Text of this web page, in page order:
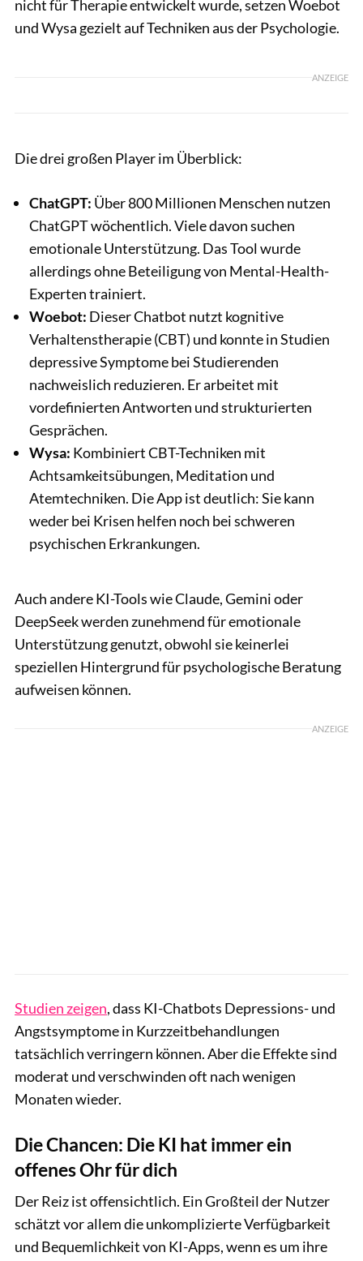
nicht für Therapie entwickelt wurde, setzen Woebot
und Wysa gezielt auf Techniken aus der Psychologie.
ANZEIGE
Die drei großen Player im Überblick:
ChatGPT: Über 800 Millionen Menschen nutzen
ChatGPT wöchentlich. Viele davon suchen
emotionale Unterstützung. Das Tool wurde
allerdings ohne Beteiligung von Mental-Health-
Experten trainiert.
Woebot: Dieser Chatbot nutzt kognitive
Verhaltenstherapie (CBT) und konnte in Studien
depressive Symptome bei Studierenden
nachweislich reduzieren. Er arbeitet mit
vordefinierten Antworten und strukturierten
Gesprächen.
Wysa: Kombiniert CBT-Techniken mit
Achtsamkeitsübungen, Meditation und
Atemtechniken. Die App ist deutlich: Sie kann
weder bei Krisen helfen noch bei schweren
psychischen Erkrankungen.
Auch andere KI-Tools wie Claude, Gemini oder
DeepSeek werden zunehmend für emotionale
Unterstützung genutzt, obwohl sie keinerlei
speziellen Hintergrund für psychologische Beratung
aufweisen können.
ANZEIGE
Studien zeigen, dass KI-Chatbots Depressions- und
Angstsymptome in Kurzzeitbehandlungen
tatsächlich verringern können. Aber die Effekte sind
moderat und verschwinden oft nach wenigen
Monaten wieder.
Die Chancen: Die KI hat immer ein
offenes Ohr für dich
Der Reiz ist offensichtlich. Ein Großteil der Nutzer
schätzt vor allem die unkomplizierte Verfügbarkeit
und Bequemlichkeit von KI-Apps, wenn es um ihre